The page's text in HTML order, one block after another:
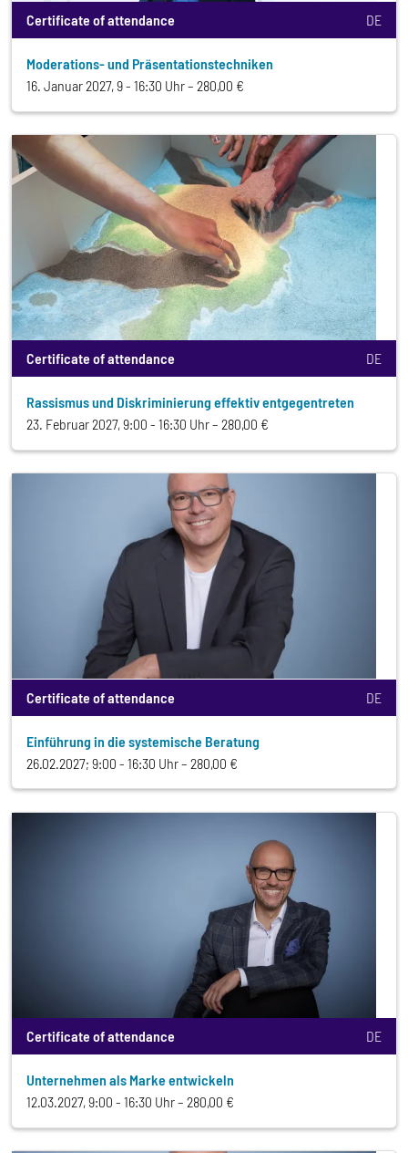
Certificate of attendance DE
Moderations- und Präsentationstechniken
16. Januar 2027, 9 - 16:30 Uhr
280,00 €
Certificate of attendance DE
Rassismus und Diskriminierung effektiv entgegentreten
23. Februar 2027, 9:00 - 16:30 Uhr
280,00 €
Certificate of attendance DE
Einführung in die systemische Beratung
26.02.2027; 9:00 - 16:30 Uhr
280,00 €
Certificate of attendance DE
Unternehmen als Marke entwickeln
12.03.2027, 9:00 - 16:30 Uhr
280,00 €